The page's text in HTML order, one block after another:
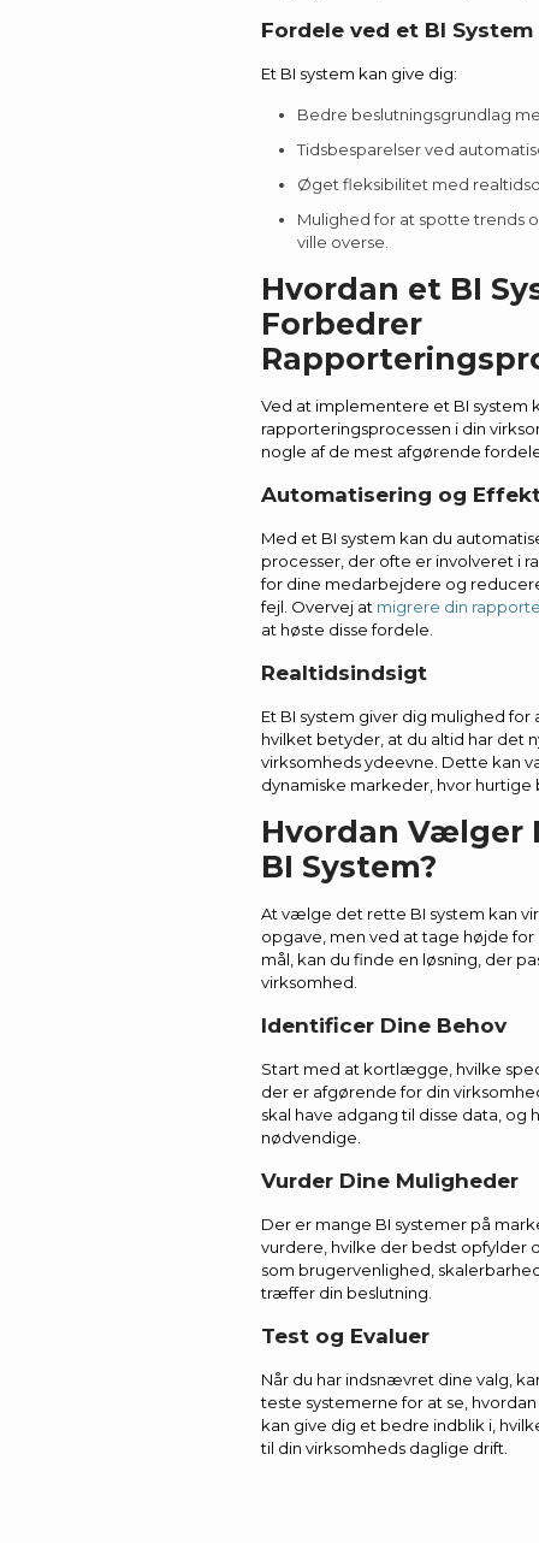
Fordele ved et BI System
Et BI system kan give dig:
Bedre beslutningsgrundlag
Tidsbesparelser ved
Øget fleksibilitet med
Mulighed for at spotte trends
ville overse.
Hvordan et BI
Forbedrer
Ved at implementere et BI system
rapporteringsprocessen i din
nogle af de mest afgørende
Automatisering og
Med et BI system kan du
processer, der ofte er involveret i
for dine medarbejdere og
fejl. Overvej at migrere din
at høste disse fordele.
Realtidsindsigt
Et BI system giver dig mulighed
hvilket betyder, at du altid har det
virksomheds ydeevne. Dette kan
dynamiske markeder, hvor
Hvordan Vælger
BI System?
At vælge det rette BI system kan
opgave, men ved at tage højde
mål, kan du finde en løsning, der
virksomhed.
Identificer Dine Behov
Start med at kortlægge, hvilke
der er afgørende for din
skal have adgang til disse data,
nødvendige.
Vurder Dine Muligheder
Der er mange BI systemer på
vurdere, hvilke der bedst opfylder
som brugervenlighed,
træffer din beslutning.
Test og Evaluer
Når du har indsnævret dine valg,
teste systemerne for at se,
kan give dig et bedre indblik i,
til din virksomheds daglige drift.